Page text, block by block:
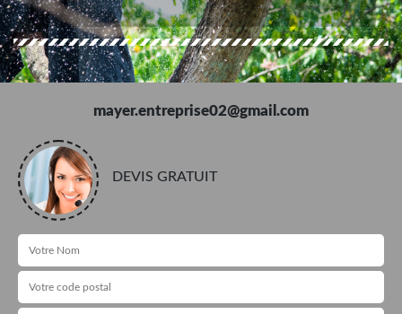
mayer.entreprise02@gmail.com
DEVIS GRATUIT